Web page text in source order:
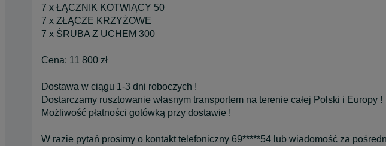
7 x ŁĄCZNIK KOTWIĄCY 50
7 x ZŁĄCZE KRZYŻOWE
7 x ŚRUBA Z UCHEM 300
Cena: 11 800 zł
Dostawa w ciągu 1-3 dni roboczych !
Dostarczamy rusztowanie własnym transportem na terenie całej Polski i Europy !
Możliwość płatności gotówką przy dostawie !
W razie pytań prosimy o kontakt telefoniczny 69*****54 lub wiadomość za